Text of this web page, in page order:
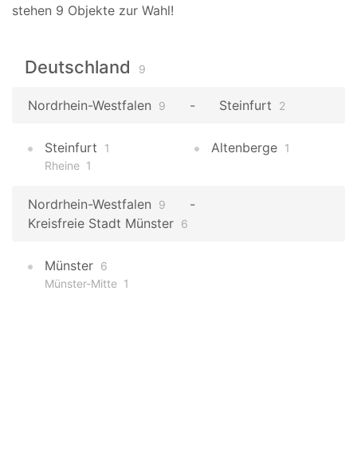
stehen 9 Objekte zur Wahl!
Deutschland 9
Nordrhein-Westfalen 9 Steinfurt 2
Steinfurt
1
Rheine 1
Altenberge 1
Nordrhein-Westfalen 9
Kreisfreie Stadt Münster 6
Münster 6
Münster-Mitte 1